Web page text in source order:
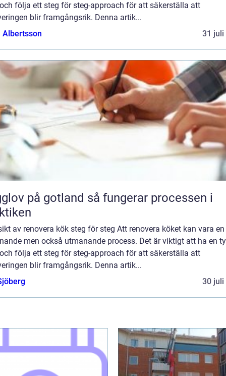
följa ett steg för steg-approach för att säkerställa att
blir framgångsrik. Denna artik...
Albertsson
31 juli
gotland så fungerar processen i
av renovera kök steg för steg Att renovera köket kan vara en
men också utmanande process. Det är viktigt att ha en
följa ett steg för steg-approach för att säkerställa att
blir framgångsrik. Denna artik...
30 juli